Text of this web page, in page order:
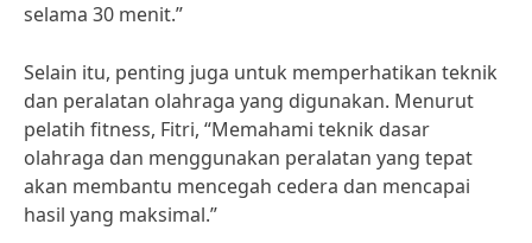
selama 30 menit.”
Selain itu, penting juga untuk memperhatikan teknik
dan peralatan olahraga yang digunakan. Menurut
pelatih fitness, Fitri, “Memahami teknik dasar
olahraga dan menggunakan peralatan yang tepat
akan membantu mencegah cedera dan mencapai
hasil yang maksimal.”